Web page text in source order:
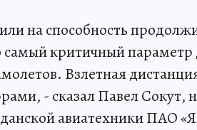
на способность
самый критичный
Взлетная
- сказал Павел Сокут,
авиатехники ПАО